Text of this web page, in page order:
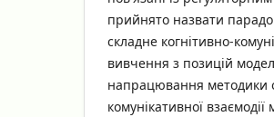
прийнято назвати
складне когнітивно-
вивчення з позицій
напрацювання методики
комунікативної